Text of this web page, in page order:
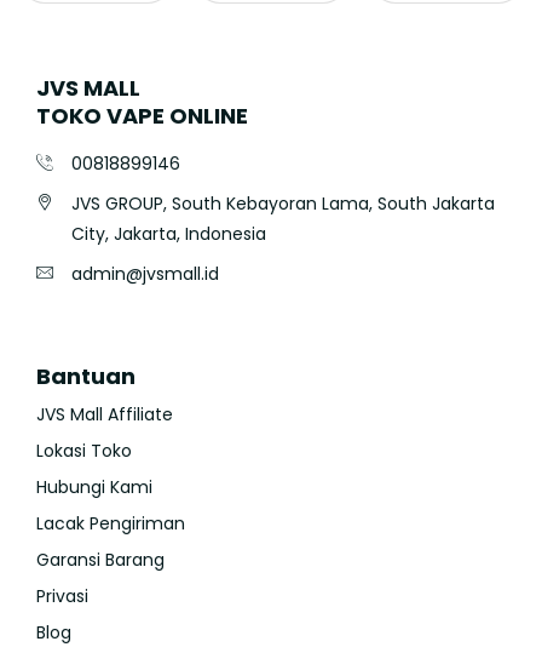
JVS MALL
TOKO VAPE ONLINE
00818899146
JVS GROUP, South Kebayoran Lama, South Jakarta
City, Jakarta, Indonesia
admin@jvsmall.id
Bantuan
JVS Mall Affiliate
Lokasi Toko
Hubungi Kami
Lacak Pengiriman
Garansi Barang
Privasi
Blog